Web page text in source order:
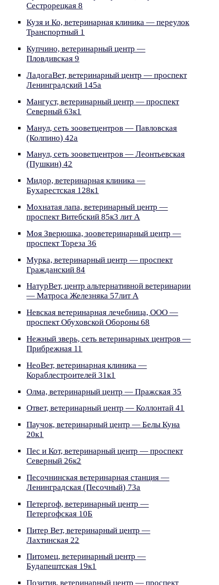
Сестрорецкая 8
Кузя и Ко, ветеринарная клиника — переулок
Транспортный 1
Купчино, ветеринарный центр —
Пловдивская 9
ЛадогаВет, ветеринарный центр — проспект
Ленинградский 145а
Мангуст, ветеринарный центр — проспект
Северный 63к1
Манул, сеть зооветцентров — Павловская
(Колпино) 42а
Манул, сеть зооветцентров — Леонтьевская
(Пушкин) 42
Мидор, ветеринарная клиника —
Бухарестская 128к1
Мохнатая лапа, ветеринарный центр —
проспект Витебский 85к3 лит А
Моя Зверюшка, зооветеринарный центр —
проспект Тореза 36
Мурка, ветеринарный центр — проспект
Гражданский 84
НатурВет, центр альтернативной ветеринарии
— Матроса Железняка 57лит А
Невская ветеринарная лечебница, ООО —
проспект Обуховской Обороны 68
Нежный зверь, сеть ветеринарных центров —
Прибрежная 11
НеоВет, ветеринарная клиника —
Кораблестроителей 31к1
Олма, ветеринарный центр — Пражская 35
Ответ, ветеринарный центр — Коллонтай 41
Паучок, ветеринарный центр — Белы Куна
20к1
Пес и Кот, ветеринарный центр — проспект
Северный 26к2
Песочнинская ветеринарная станция —
Ленинградская (Песочный) 73а
Петергоф, ветеринарный центр —
Петергофская 10Б
Питер Вет, ветеринарный центр —
Лахтинская 22
Питомец, ветеринарный центр —
Будапештская 19к1
Позитив, ветеринарный центр — проспект